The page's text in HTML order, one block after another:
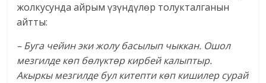
жолкусунда айрым үзүндүлөр толукталганын
айтты:
– Буга чейин эки жолу басылып чыккан. Ошол
мезгилде көп бөлүктөр кирбей калыптыр.
Акыркы мезгилде бул китепти көп кишилер сурай